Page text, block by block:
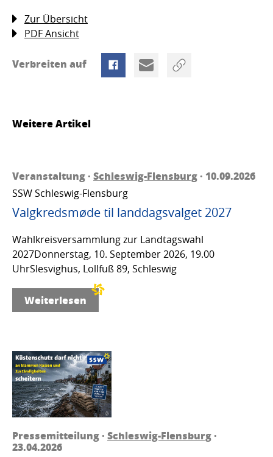
Zur Übersicht
PDF Ansicht
Verbreiten auf
Weitere Artikel
Veranstaltung · Schleswig-Flensburg· 10.09.2026
SSW Schleswig-Flensburg
Valgkredsmøde til landdagsvalget 2027
Wahlkreisversammlung zur Landtagswahl
2027Donnerstag, 10. September 2026, 19.00
UhrSlesvighus, Lollfuß 89, Schleswig
Weiterlesen
Pressemitteilung · Schleswig-Flensburg·
23.04.2026